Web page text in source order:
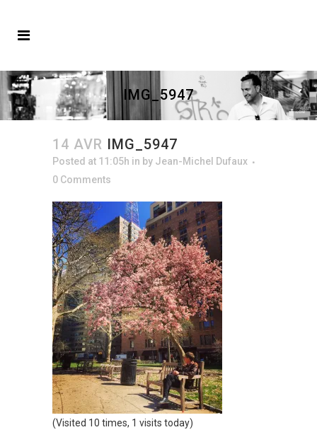
IMG_5947
14 AVR IMG_5947
Posted at 11:05h in by Jean-Michel Dufaux
0 Comments
(Visited 10 times, 1 visits today)